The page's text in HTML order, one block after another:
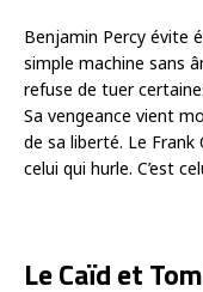
Benjamin Percy évite
simple machine sans
refuse de tuer
Sa vengeance vient
de sa liberté. Le Frank
celui qui hurle. C’est
Le Caïd et